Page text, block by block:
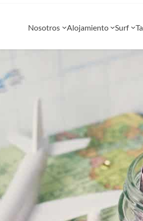
Nosotros Alojamiento Surf